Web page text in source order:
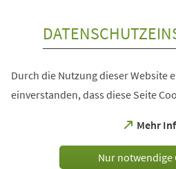
Durch die Nutzung dieser Website
einverstanden, dass diese Seite
Mehr
(Öffnet
einem
Nur notwendige